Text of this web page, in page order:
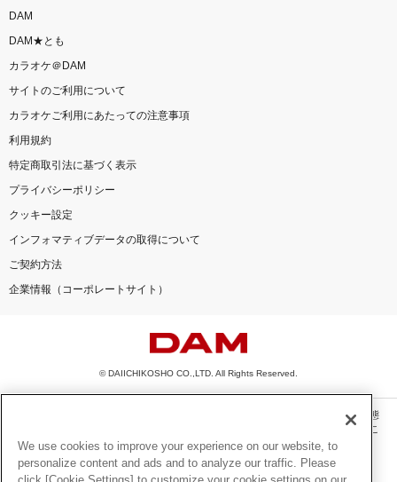
DAM
DAM★とも
カラオケ＠DAM
サイトのご利用について
カラオケご利用にあたっての注意事項
利用規約
特定商取引法に基づく表示
プライバシーポリシー
クッキー設定
インフォマティブデータの取得について
ご契約方法
企業情報（コーポレートサイト）
© DAIICHIKOSHO CO.,LTD. All Rights Reserved.
このサイトに掲載されている一切の文章・画像・写真・動画・音声等を、手段や形態
を問わず、著作権法の定める範囲を超えて無断で複製、転載、ファイル化などするこ
とを禁じます。
楽曲及びコンテンツは、機種によりご利用いただけない場合があります。
We use cookies to improve your experience on our website, to
personalize content and ads and to analyze our traffic. Please